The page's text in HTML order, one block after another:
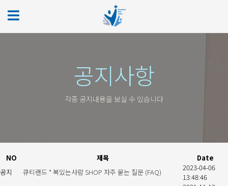
공지사항
각종 공지내용을 보실 수 있습니다
NO 제목
Date
공지
큐티랜드 * 복있는사람 SHOP 자주 묻는 질문 (FAQ)
2023-04-06
13:48:46